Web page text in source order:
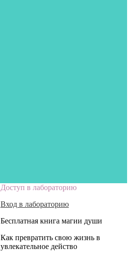
Доступ в лабораторию
Вход в лабораторию
Бесплатная книга магии души
Как превратить свою жизнь в
увлекательное действо